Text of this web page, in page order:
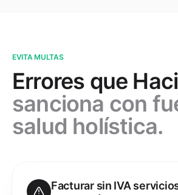
EVITA MULTAS
Errores que
sanciona con
salud holística.
Facturar sin IVA